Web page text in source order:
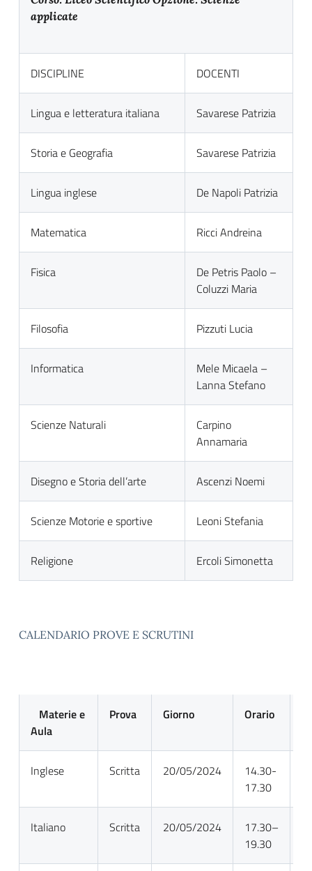
applicate
DISCIPLINE DOCENTI
Lingua e letteratura italiana Savarese Patrizia
Storia e Geografia Savarese Patrizia
Lingua inglese De Napoli Patrizia
Matematica Ricci Andreina
Fisica
De Petris Paolo –
Coluzzi Maria
Filosofia Pizzuti Lucia
Informatica
Mele Micaela –
Lanna Stefano
Scienze Naturali
Carpino
Annamaria
Disegno e Storia dell’arte Ascenzi Noemi
Scienze Motorie e sportive Leoni Stefania
Religione Ercoli Simonetta
CALENDARIO PROVE E SCRUTINI
Materie e
Aula
Prova Giorno Orario
Inglese Scritta 20/05/2024
14.30-
17.30
Italiano Scritta 20/05/2024
17.30–
19.30